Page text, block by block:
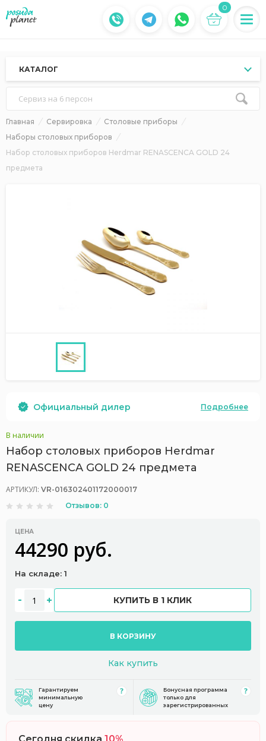
0
КАТАЛОГ
Сервиз на 6 персон
Главная Сервировка
Столовые приборы
Наборы столовых приборов
Набор столовых приборов Herdmar RENASCENCA GOLD 24
предмета
Официальный дилер Подробнее
В наличии
Набор столовых приборов Herdmar
RENASCENCA GOLD 24 предмета
АРТИКУЛ: VR-016302401172000017
Отзывов: 0
ЦЕНА
44290 руб.
На складе: 1
КУПИТЬ В 1 КЛИК
В КОРЗИНУ
Как купить
Гарантируем
минимальную
цену
Бонусная программа
только для
зарегистрированных